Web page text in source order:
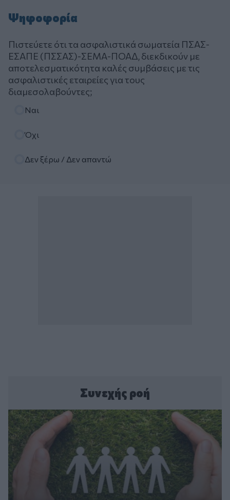
Ψηφοφορία
Πιστεύετε ότι τα ασφαλιστικά σωματεία ΠΣΑΣ-
ΕΣΑΠΕ (ΠΣΣΑΣ)-ΣΕΜΑ-ΠΟΑΔ, διεκδικούν με
αποτελεσματικότητα καλές συμβάσεις με τις
ασφαλιστικές εταιρείες για τους
διαμεσολαβούντες;
Ναι
Όχι
Δεν ξέρω / Δεν απαντώ
Συνεχής ροή